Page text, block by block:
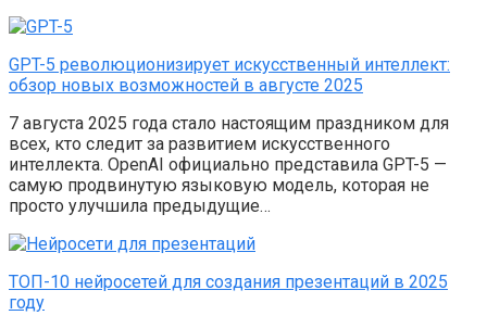
GPT-5 революционизирует искусственный интеллект:
обзор новых возможностей в августе 2025
7 августа 2025 года стало настоящим праздником для
всех, кто следит за развитием искусственного
интеллекта. OpenAI официально представила GPT-5 —
самую продвинутую языковую модель, которая не
просто улучшила предыдущие…
ТОП-10 нейросетей для создания презентаций в 2025
году